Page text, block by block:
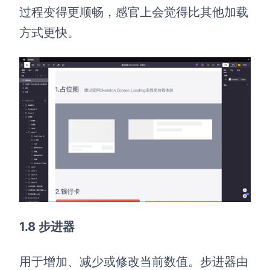
过程变得更顺畅，感官上会觉得比其他加载
方式更快。
1.8 步进器
用于增加、减少或修改当前数值。步进器由